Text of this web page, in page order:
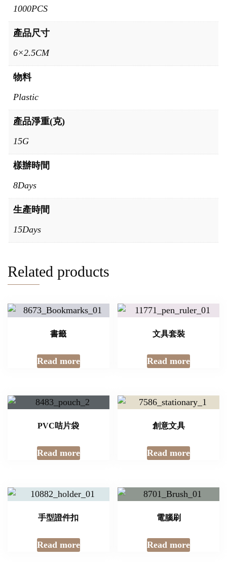
1000PCS
產品尺寸
6×2.5CM
物料
Plastic
產品淨重(克)
15G
樣辦時間
8Days
生產時間
15Days
Related products
書籤
Read more
文具套裝
Read more
PVC咭片袋
Read more
創意文具
Read more
手型證件扣
Read more
電腦刷
Read more